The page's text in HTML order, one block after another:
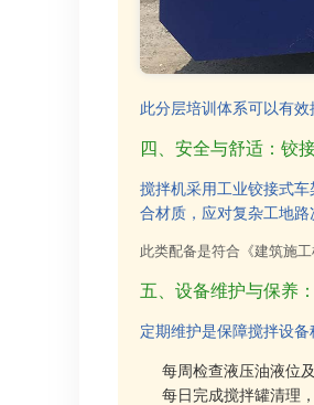
此分层培训体系可以有
四、安全与舒适：铰
搅拌机采用工业铰接式
合材质，应对复杂工地路
此类配备是符合《建筑施
五、设备维护与保养
定期维护是保障搅拌设
每周检查液压油液位
每日完成搅拌罐清理